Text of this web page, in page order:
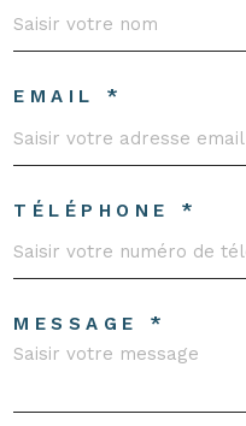
EMAIL *
TÉLÉPHONE *
MESSAGE *